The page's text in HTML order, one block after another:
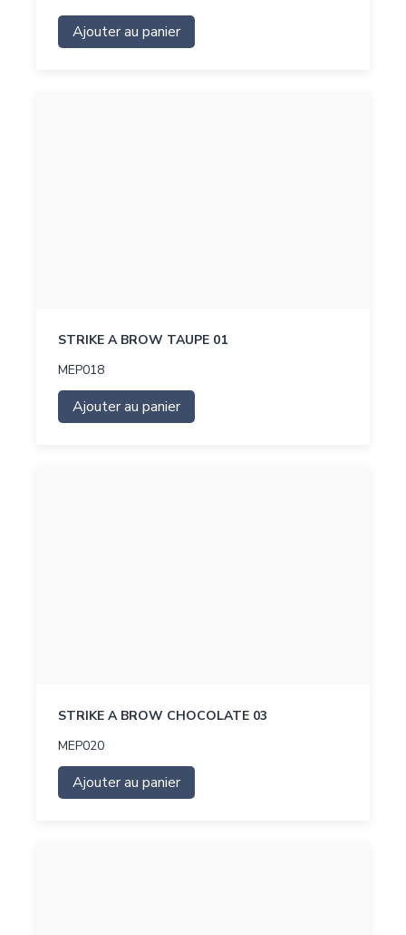
Ajouter au panier
STRIKE A BROW TAUPE 01
MEP018
Ajouter au panier
STRIKE A BROW CHOCOLATE 03
MEP020
Ajouter au panier